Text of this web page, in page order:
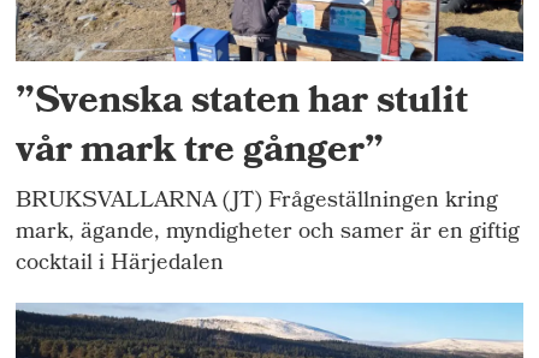
”Svenska staten har stulit
vår mark tre gånger”
BRUKSVALLARNA (JT) Frågeställningen kring
mark, ägande, myndigheter och samer är en giftig
cocktail i Härjedalen